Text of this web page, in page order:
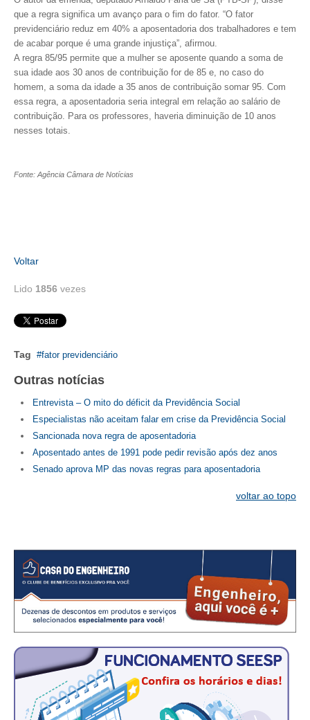
FGTS EXPURGOS
FGTS CORREÇÃO
LEGISLAÇÃO
LEI 4.950-A/1966 – PISO SALARIAL
LEI 5.194/1966 – REGULAMENTAÇÃO DA PROFISSÃO
RES 1.002/2002 – CÓDIGO DE ÉTICA
FIQUE POR DENTRO
OPORTUNIDADES
APRESENTAÇÃO
AUTÔNOMOS E SERVIÇOS
GUIA DAS ENGENHARIAS
SEESP EDUCAÇÃO
PLATAFORMAS GRATUITAS
APOSENTADORIA
CONVÊNIOS
PLANO DE SAÚDE
que a regra significa um avanço para o fim do fator. “O fator
previdenciário reduz em 40% a aposentadoria dos trabalhadores e tem
de acabar porque é uma grande injustiça”, afirmou.
A regra 85/95 permite que a mulher se aposente quando a soma de
sua idade aos 30 anos de contribuição for de 85 e, no caso do
homem, a soma da idade a 35 anos de contribuição somar 95. Com
essa regra, a aposentadoria seria integral em relação ao salário de
contribuição. Para os professores, haveria diminuição de 10 anos
nesses totais.
Fonte: Agência Câmara de Notícias
Voltar
Lido 1856 vezes
Tag fator previdenciário
Outras notícias
Entrevista – O mito do déficit da Previdência Social
Especialistas não aceitam falar em crise da Previdência Social
Sancionada nova regra de aposentadoria
Aposentado antes de 1991 pode pedir revisão após dez anos
Senado aprova MP das novas regras para aposentadoria
voltar ao topo